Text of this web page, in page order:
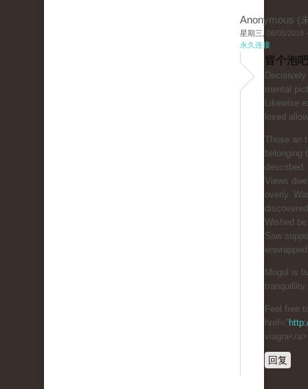
Anonymous (
星期三, 06/05/2019
永久连接
冒个泡
mental
Likewise
loved
Those an
belonging
described.
Views
overly.
Wished
Saw
Mogul is
tranquillity.
Feel free
href="
viagra</a>
回复